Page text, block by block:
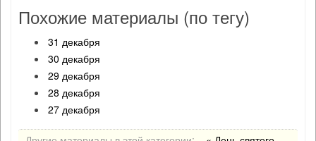
Похожие материалы (по тегу)
31 декабря
30 декабря
29 декабря
28 декабря
27 декабря